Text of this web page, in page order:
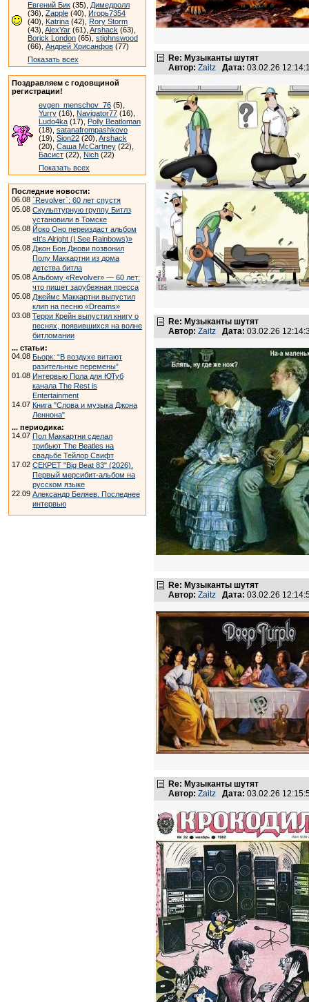
Евгений Бик (35), Димедролл
(36), Zapple (40), Игорь7354
(40), Katrina (42), Rory Storm
(43), AlexYar (61), Arshack (63),
Borick London (65), stjohnswood
(66), Андрей Хрисанфов (77)
Показать всех
Поздравляем с годовщиной
регистрации!
evgen_menschov_76 (5),
Yurry (16), Navigator77 (16),
Ludo4ka (17), Polly Beatloman
(18), satanafrompashkovo
(19), Sion22 (20), Arshack
(20), Саша McCartney (22),
Басист (22), Nich (22)
Показать всех
Последние новости:
06.08 `Revolver`: 60 лет спустя
05.08 Скульптурную группу Битлз
установили в Томске
05.08 Йоко Оно переиздаст альбом
«It’s Alright (I See Rainbows)»
05.08 Джон Бон Джови позвонил
Полу Маккартни из дома
детства битла
05.08 Альбому «Revolver» — 60 лет:
что пишет зарубежная пресса
05.08 Джеймс Маккартни выпустил
клип на песню «Dreams»
03.08 Терри Крейн выпустил книгу о
песнях, появившихся на волне
битломании
... статьи:
04.08 Бьорк: “В воздухе витают
разительные перемены”
01.08 Интервью Пола для ЮТуб
канала The Rest is
Entertainment
14.07 Книга "Слова и музыка Джона
Леннона"
... периодика:
14.07 Пол Маккартни сделал
трибьют The Beatles на
свадьбе Тейлор Свифт
17.02 СЕКРЕТ "Big Beat 83" (2026).
Первый мерсибит-альбом на
русском языке
22.09 Александр Беляев. Последнее
интервью
Re: Музыканты шутят
Автор: Zaitz Дата: 03.02.26
Re: Музыканты шутят
Автор: Zaitz Дата: 03.02.26
Re: Музыканты шутят
Автор: Zaitz Дата: 03.02.26
Re: Музыканты шутят
Автор: Zaitz Дата: 03.02.26